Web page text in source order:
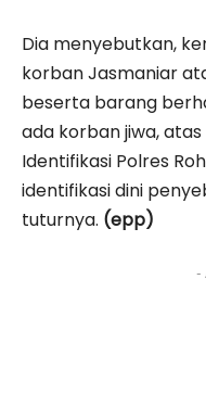
Dia menyebutkan,
korban Jasmaniar
beserta barang
ada korban jiwa,
Identifikasi Polres
identifikasi dini
tuturnya. (epp)
-